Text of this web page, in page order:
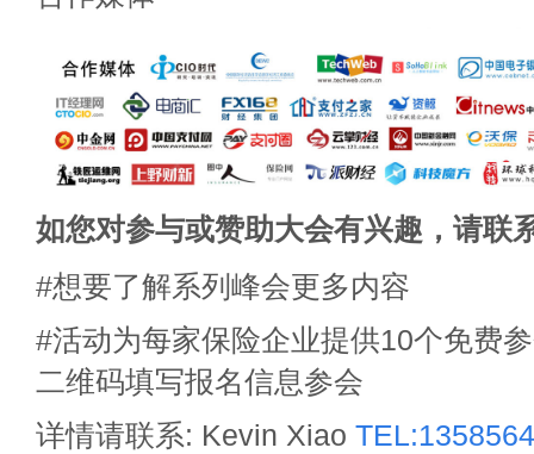
如您对参与或赞助大会有兴趣，请联
#想要了解系列峰会更多内容
#活动为每家保险企业提供10个免费
二维码填写报名信息参会
详情请联系: Kevin Xiao